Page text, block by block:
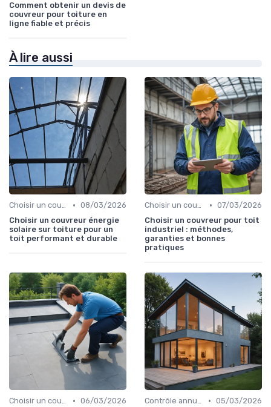
Comment obtenir un devis de
couvreur pour toiture en
ligne fiable et précis
À lire aussi
Choisir un couvreur • 08/03/2026
Choisir un couvreur énergie
solaire sur toiture pour un
toit performant et durable
Choisir un couvreur • 07/03/2026
Choisir un couvreur pour toit
industriel : méthodes,
garanties et bonnes
pratiques
Choisir un couvreur • 06/03/2026
Contrôle annuel du toit • 05/03/2026